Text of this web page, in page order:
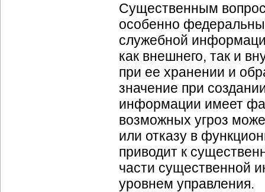
Существенным
особенно
служебной
как внешнего, так и
при ее хранении и
значение при
информации имеет
возможных угроз
или отказу в
приводит к
части существенной
уровнем управления.